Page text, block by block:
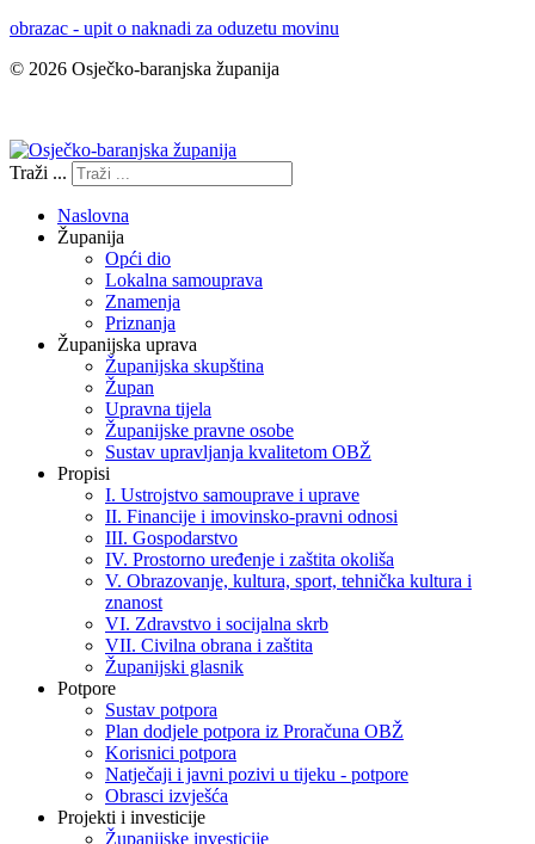
obrazac - upit o naknadi za oduzetu movinu
© 2026 Osječko-baranjska županija
Traži ...
Naslovna
Županija
Opći dio
Lokalna samouprava
Znamenja
Priznanja
Županijska uprava
Županijska skupština
Župan
Upravna tijela
Županijske pravne osobe
Sustav upravljanja kvalitetom OBŽ
Propisi
I. Ustrojstvo samouprave i uprave
II. Financije i imovinsko-pravni odnosi
III. Gospodarstvo
IV. Prostorno uređenje i zaštita okoliša
V. Obrazovanje, kultura, sport, tehnička kultura i
znanost
VI. Zdravstvo i socijalna skrb
VII. Civilna obrana i zaštita
Županijski glasnik
Potpore
Sustav potpora
Plan dodjele potpora iz Proračuna OBŽ
Korisnici potpora
Natječaji i javni pozivi u tijeku - potpore
Obrasci izvješća
Projekti i investicije
Županijske investicije